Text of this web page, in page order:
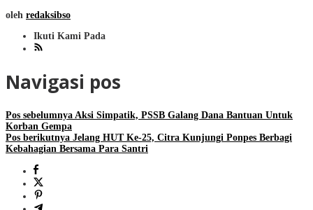
oleh redaksibso
Ikuti Kami Pada
Navigasi pos
Pos sebelumnya Aksi Simpatik, PSSB Galang Dana Bantuan Untuk
Korban Gempa
Pos berikutnya Jelang HUT Ke-25, Citra Kunjungi Ponpes Berbagi
Kebahagian Bersama Para Santri